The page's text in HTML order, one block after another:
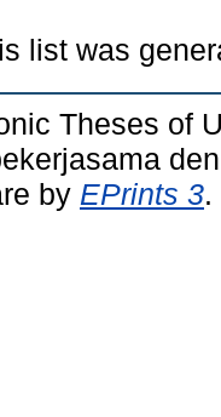
list was
Theses of
by EPrints 3.